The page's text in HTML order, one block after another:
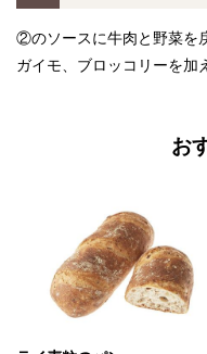
②のソースに牛肉と野菜を
ガイモ、ブロッコリーを加
お